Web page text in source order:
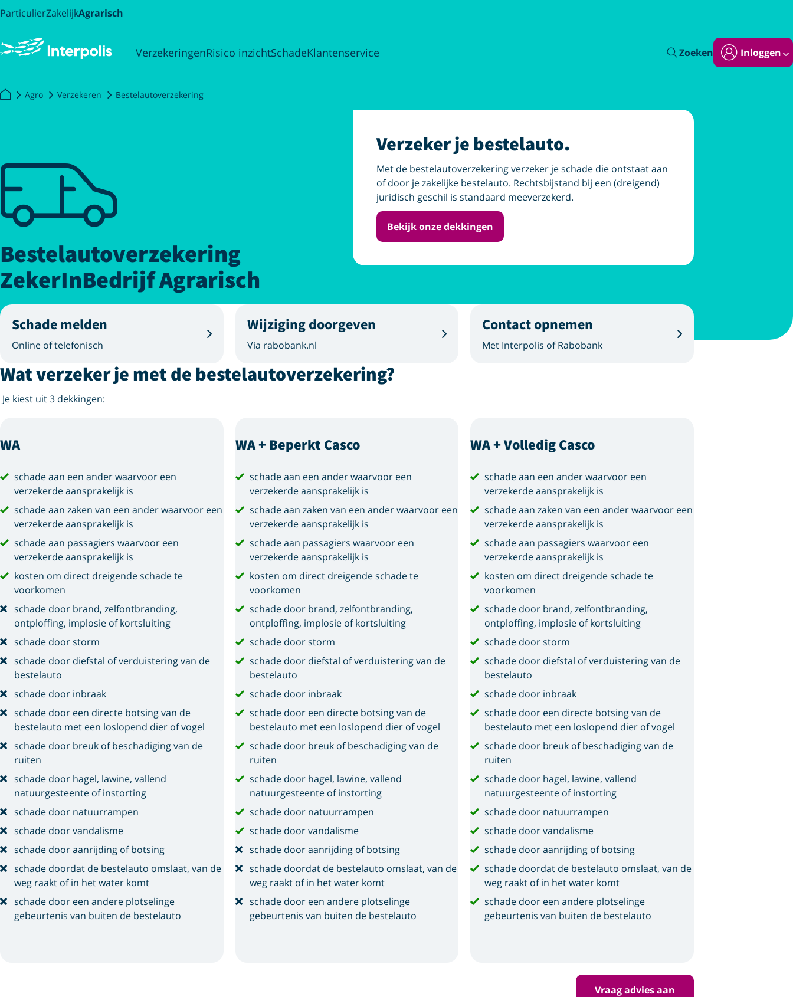
ParticulierZakelijkAgrarisch
VerzekeringenRisico inzichtSchadeKlantenservice Zoeken Inloggen
Agro Verzekeren Bestelautoverzekering
Bestelautoverzekering
ZekerInBedrijf Agrarisch
Verzeker je bestelauto.
Met de bestelautoverzekering verzeker je schade die ontstaat aan
of door je zakelijke bestelauto. Rechtsbijstand bij een (dreigend)
juridisch geschil is standaard meeverzekerd.
Bekijk onze dekkingen
Schade melden
Online of telefonisch
Wijziging doorgeven
Via rabobank.nl
Contact opnemen
Met Interpolis of Rabobank
Wat verzeker je met de bestelautoverzekering?
Je kiest uit 3 dekkingen:
WA
schade aan een ander waarvoor een
verzekerde aansprakelijk is
schade aan zaken van een ander waarvoor een
verzekerde aansprakelijk is
schade aan passagiers waarvoor een
verzekerde aansprakelijk is
kosten om direct dreigende schade te
voorkomen
schade door brand, zelfontbranding,
ontploffing, implosie of kortsluiting
schade door storm
schade door diefstal of verduistering van de
bestelauto
schade door inbraak
schade door een directe botsing van de
bestelauto met een loslopend dier of vogel
schade door breuk of beschadiging van de
ruiten
schade door hagel, lawine, vallend
natuurgesteente of instorting
schade door natuurrampen
schade door vandalisme
schade door aanrijding of botsing
schade doordat de bestelauto omslaat, van de
weg raakt of in het water komt
schade door een andere plotselinge
gebeurtenis van buiten de bestelauto
WA + Beperkt Casco
schade aan een ander waarvoor een
verzekerde aansprakelijk is
schade aan zaken van een ander waarvoor een
verzekerde aansprakelijk is
schade aan passagiers waarvoor een
verzekerde aansprakelijk is
kosten om direct dreigende schade te
voorkomen
schade door brand, zelfontbranding,
ontploffing, implosie of kortsluiting
schade door storm
schade door diefstal of verduistering van de
bestelauto
schade door inbraak
schade door een directe botsing van de
bestelauto met een loslopend dier of vogel
schade door breuk of beschadiging van de
ruiten
schade door hagel, lawine, vallend
natuurgesteente of instorting
schade door natuurrampen
schade door vandalisme
schade door aanrijding of botsing
schade doordat de bestelauto omslaat, van de
weg raakt of in het water komt
schade door een andere plotselinge
gebeurtenis van buiten de bestelauto
WA + Volledig Casco
schade aan een ander waarvoor een
verzekerde aansprakelijk is
schade aan zaken van een ander waarvoor een
verzekerde aansprakelijk is
schade aan passagiers waarvoor een
verzekerde aansprakelijk is
kosten om direct dreigende schade te
voorkomen
schade door brand, zelfontbranding,
ontploffing, implosie of kortsluiting
schade door storm
schade door diefstal of verduistering van de
bestelauto
schade door inbraak
schade door een directe botsing van de
bestelauto met een loslopend dier of vogel
schade door breuk of beschadiging van de
ruiten
schade door hagel, lawine, vallend
natuurgesteente of instorting
schade door natuurrampen
schade door vandalisme
schade door aanrijding of botsing
schade doordat de bestelauto omslaat, van de
weg raakt of in het water komt
schade door een andere plotselinge
gebeurtenis van buiten de bestelauto
Vraag advies aan